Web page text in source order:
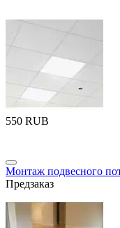
‍550‍ RUB
Монтаж подвесного
Предзаказ